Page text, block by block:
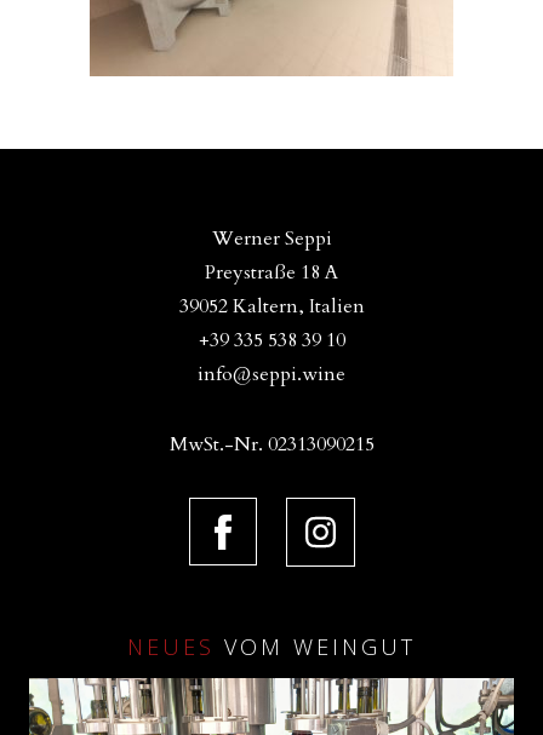
Werner Seppi
Preystraße 18 A
39052 Kaltern, Italien
+39 335 538 39 10
info@seppi.wine
MwSt.-Nr. 02313090215
NEUES VOM WEINGUT